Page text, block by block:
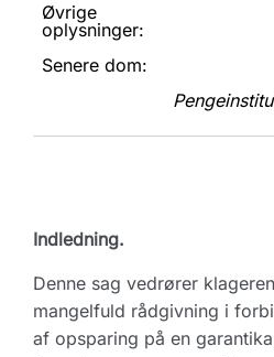
Øvrige
oplysninger:
Senere dom:
Indledning.
Denne sag vedrører
mangelfuld rådgivning i
af opsparing på en